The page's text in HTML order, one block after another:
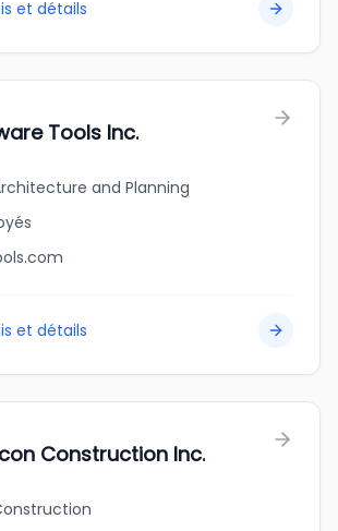
et détails
Tools Inc.
and Planning
et détails
Construction Inc.